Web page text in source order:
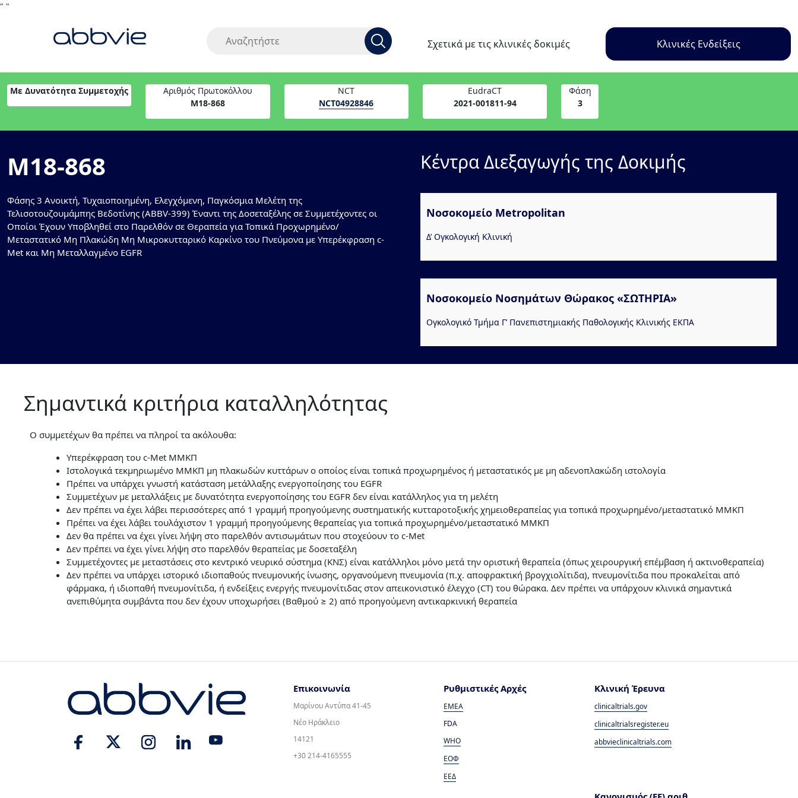
" "
Σχετικά με τις κλινικές δοκιμές Κλινικές Ενδείξεις
Με Δυνατότητα Συμμετοχής
Αριθμός Πρωτοκόλλου
M18-868
NCT
NCT04928846
EudraCT
2021-001811-94
Φάση
3
M18-868
Φάσης 3 Ανοικτή, Τυχαιοποιημένη, Ελεγχόμενη, Παγκόσμια Μελέτη της
Τελισοτουζουμάμπης Βεδοτίνης (ABBV-399) Έναντι της Δοσεταξέλης σε Συμμετέχοντες οι
Οποίοι Έχουν Υποβληθεί στο Παρελθόν σε Θεραπεία για Τοπικά Προχωρημένο/
Μεταστατικό Μη Πλακώδη Μη Μικροκυτταρικό Καρκίνο του Πνεύμονα με Υπερέκφραση c-
Met και Μη Μεταλλαγμένο EGFR
Κέντρα Διεξαγωγής της Δοκιμής
Νοσοκομείο Metropolitan
Δ’ Ογκολογική Κλινική
Νοσοκομείο Νοσημάτων Θώρακος «ΣΩΤΗΡΙΑ»
Ογκολογικό Τμήμα Γ’ Πανεπιστημιακής Παθολογικής Κλινικής ΕΚΠΑ
Σημαντικά κριτήρια καταλληλότητας
Ο συμμετέχων θα πρέπει να πληροί τα ακόλουθα:
Υπερέκφραση του c-Met ΜΜΚΠ
Ιστολογικά τεκμηριωμένο ΜΜΚΠ μη πλακωδών κυττάρων ο οποίος είναι τοπικά προχωρημένος ή μεταστατικός με μη αδενοπλακώδη ιστολογία
Πρέπει να υπάρχει γνωστή κατάσταση μετάλλαξης ενεργοποίησης του EGFR
Συμμετέχων με μεταλλάξεις με δυνατότητα ενεργοποίησης του EGFR δεν είναι κατάλληλος για τη μελέτη
Δεν πρέπει να έχει λάβει περισσότερες από 1 γραμμή προηγούμενης συστηματικής κυτταροτοξικής χημειοθεραπείας για τοπικά προχωρημένο/μεταστατικό ΜΜΚΠ
Πρέπει να έχει λάβει τουλάχιστον 1 γραμμή προηγούμενης θεραπείας για τοπικά προχωρημένο/μεταστατικό ΜΜΚΠ
Δεν θα πρέπει να έχει γίνει λήψη στο παρελθόν αντισωμάτων που στοχεύουν το c-Met
Δεν πρέπει να έχει γίνει λήψη στο παρελθόν θεραπείας με δοσεταξέλη
Συμμετέχοντες με μεταστάσεις στο κεντρικό νευρικό σύστημα (ΚΝΣ) είναι κατάλληλοι μόνο μετά την οριστική θεραπεία (όπως χειρουργική επέμβαση ή ακτινοθεραπεία)
Δεν πρέπει να υπάρχει ιστορικό ιδιοπαθούς πνευμονικής ίνωσης, οργανούμενη πνευμονία (π.χ. αποφρακτική βρογχιολίτιδα), πνευμονίτιδα που προκαλείται από
φάρμακα, ή ιδιοπαθή πνευμονίτιδα, ή ενδείξεις ενεργής πνευμονίτιδας στον απεικονιστικό έλεγχο (CT) του θώρακα. Δεν πρέπει να υπάρχουν κλινικά σημαντικά
ανεπιθύμητα συμβάντα που δεν έχουν υποχωρήσει (Βαθμού ≥ 2) από προηγούμενη αντικαρκινική θεραπεία
Επικοινωνία
Μαρίνου Αντύπα 41-45
Νέο Ηράκλειο
14121
+30 214-4165555
Ρυθμιστικές Αρχές
EMEA
FDA
WHO
ΕΟΦ
ΕΕΔ
Κλινική Έρευνα
clinicaltrials.gov
clinicaltrialsregister.eu
abbvieclinicaltrials.com